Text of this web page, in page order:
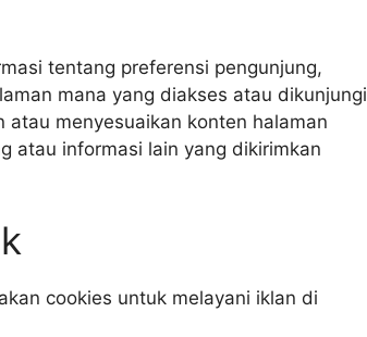
tentang preferensi pengunjung,
mana yang diakses atau dikunjungi
menyesuaikan konten halaman
atau informasi lain yang dikirimkan
cookies untuk melayani iklan di